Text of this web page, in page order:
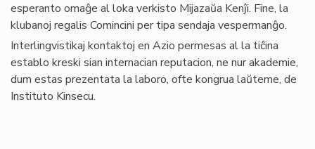
esperanto omaĝe al loka verkisto Mijazaŭa Kenĵi. Fine, la
klubanoj regalis Comincini per tipa sendaja vespermanĝo.
Interlingvistikaj kontaktoj en Azio permesas al la tiĉina
establo kreski sian internacian reputacion, ne nur akademie,
dum estas prezentata la laboro, ofte kongrua laŭteme, de
Instituto Kinsecu.